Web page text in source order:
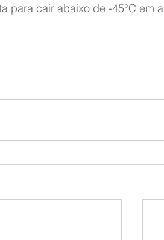
para cair abaixo de -45°C em